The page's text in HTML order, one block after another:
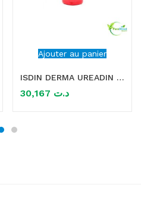
Ajouter au panier
ISDIN DERMA UREADIN CREME MAINS REPARATRICE 50ML
د.ت